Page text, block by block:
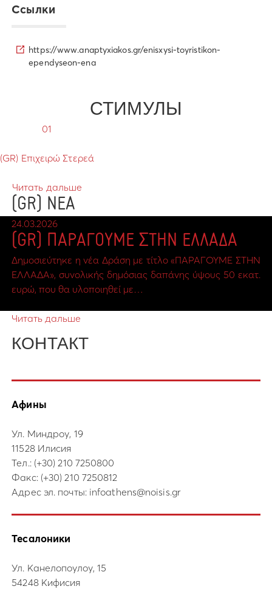
Ссылки
https://www.anaptyxiakos.gr/enisxysi-toyristikon-
ependyseon-ena
СТИМУЛЫ
01
(GR) Επιχειρώ Στερεά
Читать дальше
(GR) ΝΕΑ
24.03.2026
(GR) ΠΑΡΑΓΟΥΜΕ ΣΤΗΝ ΕΛΛΑΔΑ
Δημοσιεύτηκε η νέα Δράση με τίτλο «ΠΑΡΑΓΟΥΜΕ ΣΤΗΝ
ΕΛΛΑΔΑ», συνολικής δημόσιας δαπάνης ύψους 50 εκατ.
ευρώ, που θα υλοποιηθεί με…
Читать дальше
КОНТАКТ
Афины
Ул. Миндроу, 19
11528 Илисия
Тел.: (+30) 210 7250800
Факс: (+30) 210 7250812
Адрес эл. почты: infoathens@noisis.gr
Тесалоники
Ул. Канелопоулоу, 15
54248 Кифисия